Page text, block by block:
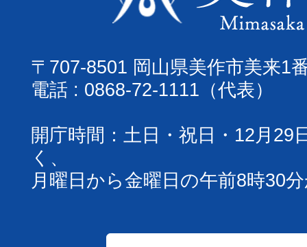
〒707-8501 岡山県美作市美来1
電話 : 0868-72-1111（代表）
開庁時間：土日・祝日・12月29
く、
月曜日から金曜日の午前8時30